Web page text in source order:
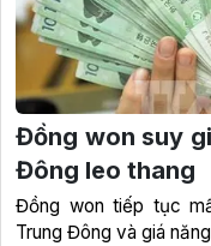
Đồng won suy
Đông leo thang
Đồng won tiếp tục
Trung Đông và giá